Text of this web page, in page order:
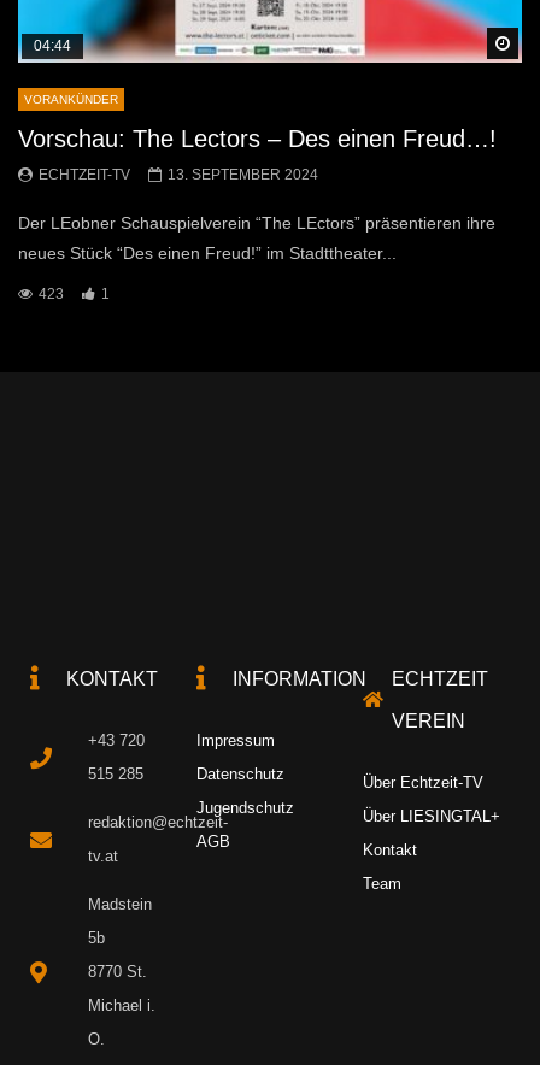
04:44
VORANKÜNDER
Vorschau: The Lectors – Des einen Freud…!
ECHTZEIT-TV 13. SEPTEMBER 2024
Der LEobner Schauspielverein “The LEctors” präsentieren ihre
neues Stück “Des einen Freud!” im Stadttheater...
423 1
KONTAKT
+43 720
515 285
redaktion@echtzeit-
tv.at
Madstein
5b
8770 St.
Michael i.
O.
INFORMATION
Impressum
Datenschutz
Jugendschutz
AGB
ECHTZEIT
VEREIN
Über Echtzeit-TV
Über LIESINGTAL+
Kontakt
Team